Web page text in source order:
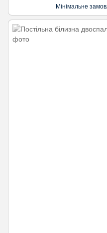
Мінімальне